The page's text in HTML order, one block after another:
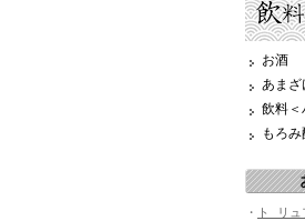
お酒
あまざ
飲料＜
もろみ
・ ト リ